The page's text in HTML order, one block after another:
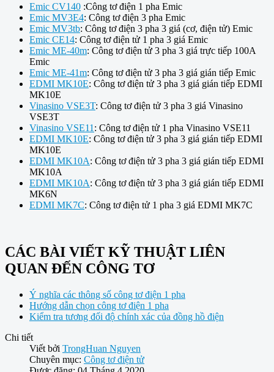
Emic CV140 :Công tơ điện 1 pha Emic
Emic MV3E4: Công tơ điện 3 pha Emic
Emic MV3tb: Công tơ điện 3 pha 3 giá (cơ, điện tử) Emic
Emic CE14: Công tơ điện tử 1 pha 3 giá Emic
Emic ME-40m: Công tơ điện tử 3 pha 3 giá trực tiếp 100A
Emic
Emic ME-41m: Công tơ điện tử 3 pha 3 giá gián tiếp Emic
EDMI MK10E: Công tơ điện tử 3 pha 3 giá gián tiếp EDMI
MK10E
Vinasino VSE3T: Công tơ điện tử 3 pha 3 giá Vinasino
VSE3T
Vinasino VSE11 : Công tơ điện tử 1 pha Vinasino VSE11
EDMI MK10E: Công tơ điện tử 3 pha 3 giá gián tiếp EDMI
MK10E
EDMI MK10A: Công tơ điện tử 3 pha 3 giá gián tiếp EDMI
MK10A
EDMI MK10A: Công tơ điện tử 3 pha 3 giá gián tiếp EDMI
MK6N
EDMI MK7C: Công tơ điện tử 1 pha 3 giá EDMI MK7C
CÁC BÀI VIẾT KỸ THUẬT LIÊN
QUAN ĐẾN CÔNG TƠ
Ý nghĩa các thông số công tơ điện 1 pha
Hướng dẫn chọn công tơ điện 1 pha
Kiểm tra tương đối độ chính xác của đồng hồ điện
Chi tiết
Viết bởi TrongHuan Nguyen
Chuyên mục: Công tơ điện tử